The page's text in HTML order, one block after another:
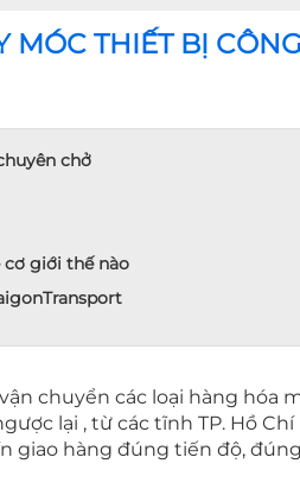
MÓC THIẾT BỊ
chở
cơ giới thế nào
chuyển các loại hàng hóa
lại , từ các tĩnh TP. Hồ
hàng đúng tiến độ,